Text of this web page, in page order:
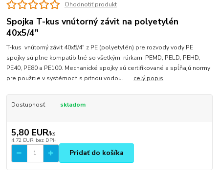
Ohodnotiť produkt
Spojka T-kus vnútorný závit na polyetylén
40x5/4"
T-kus vnútorný závit 40x5/4" z PE (polyetylén) pre rozvody vody PE
spojky sú plne kompatibilné so všetkými rúrkami PEMD, PELD, PEHD,
PE40, PE80 a PE100. Mechanické spojky sú certifikované a spĺňajú normy
pre použitie v systémoch s pitnou vodou. celý popis
Dostupnosť skladom
5,80 EUR/ks
4,72 EUR bez DPH
Pridať do košíka